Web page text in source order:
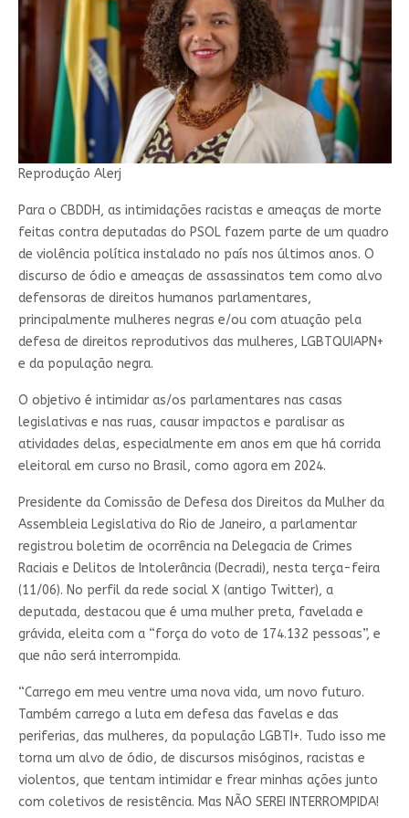
Reprodução Alerj
Para o CBDDH, as intimidações racistas e ameaças de morte
feitas contra deputadas do PSOL fazem parte de um quadro
de violência política instalado no país nos últimos anos. O
discurso de ódio e ameaças de assassinatos tem como alvo
defensoras de direitos humanos parlamentares,
principalmente mulheres negras e/ou com atuação pela
defesa de direitos reprodutivos das mulheres, LGBTQUIAPN+
e da população negra.
O objetivo é intimidar as/os parlamentares nas casas
legislativas e nas ruas, causar impactos e paralisar as
atividades delas, especialmente em anos em que há corrida
eleitoral em curso no Brasil, como agora em 2024.
Presidente da Comissão de Defesa dos Direitos da Mulher da
Assembleia Legislativa do Rio de Janeiro, a parlamentar
registrou boletim de ocorrência na Delegacia de Crimes
Raciais e Delitos de Intolerância (Decradi), nesta terça-feira
(11/06). No perfil da rede social X (antigo Twitter), a
deputada, destacou que é uma mulher preta, favelada e
grávida, eleita com a “força do voto de 174.132 pessoas”, e
que não será interrompida.
“Carrego em meu ventre uma nova vida, um novo futuro.
Também carrego a luta em defesa das favelas e das
periferias, das mulheres, da população LGBTI+. Tudo isso me
torna um alvo de ódio, de discursos misóginos, racistas e
violentos, que tentam intimidar e frear minhas ações junto
com coletivos de resistência. Mas NÃO SEREI INTERROMPIDA!